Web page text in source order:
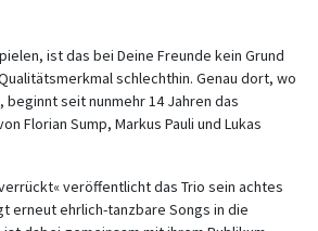
ist das bei Deine Freunde kein Grund
schlechthin. Genau dort, wo
seit nunmehr 14 Jahren das
Florian Sump, Markus Pauli und Lukas
veröffentlicht das Trio sein achtes
erneut ehrlich-tanzbare Songs in die